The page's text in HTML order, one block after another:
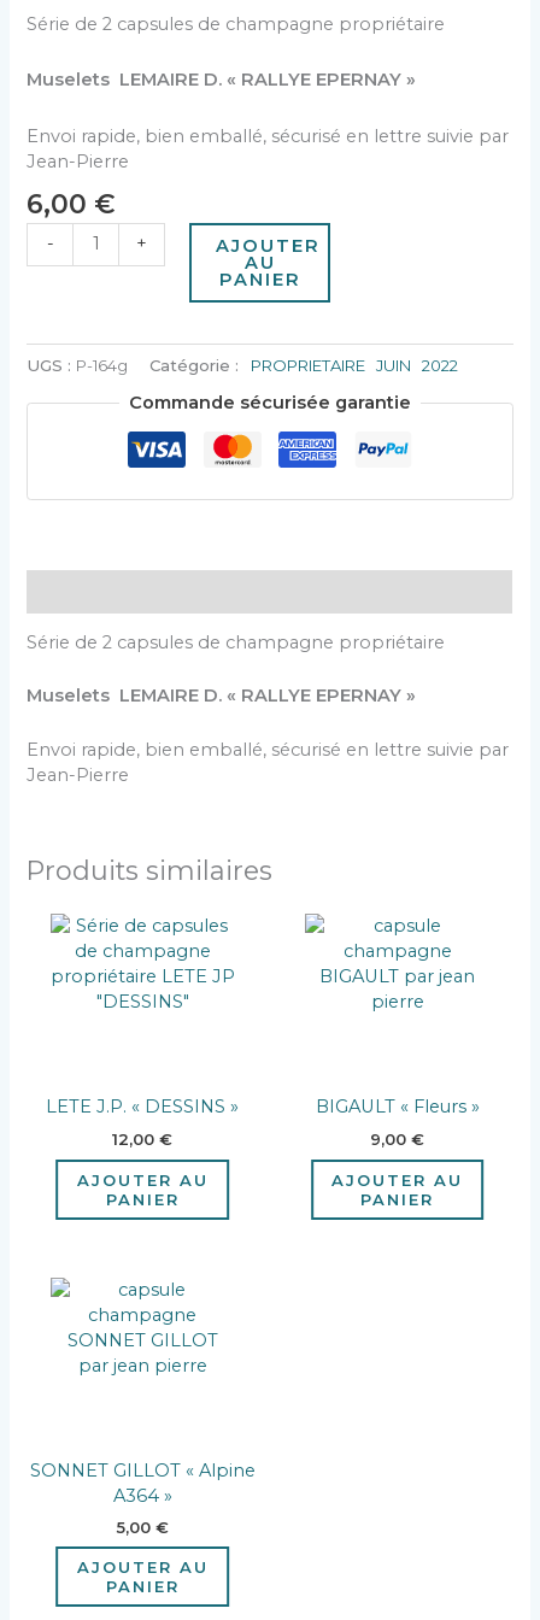
Série de 2 capsules de champagne propriétaire
Muselets LEMAIRE D. « RALLYE EPERNAY »
Envoi rapide, bien emballé, sécurisé en lettre suivie par
Jean-Pierre
6,00 €
- + AJOUTER
AU
PANIER
UGS : P-164g Catégorie : PROPRIETAIRE JUIN 2022
Commande sécurisée garantie
Série de 2 capsules de champagne propriétaire
Muselets LEMAIRE D. « RALLYE EPERNAY »
Envoi rapide, bien emballé, sécurisé en lettre suivie par
Jean-Pierre
Produits similaires
LETE J.P. « DESSINS »
12,00€
AJOUTER AU
PANIER
BIGAULT « Fleurs »
9,00€
AJOUTER AU
PANIER
SONNET GILLOT « Alpine
A364 »
5,00€
AJOUTER AU
PANIER